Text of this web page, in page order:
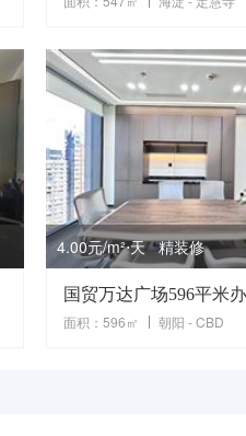
4.00元/m²⋅天 精装修
面积：596㎡
朝阳 - CBD